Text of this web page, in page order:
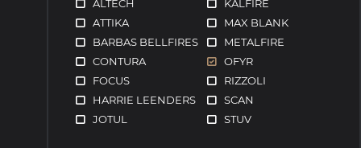
ALTECH
ATTIKA
BARBAS BELLFIRES
CONTURA
FOCUS
HARRIE LEENDERS
JOTUL
KALFIRE
MAX BLANK
METALFIRE
OFYR
RIZZOLI
SCAN
STUV